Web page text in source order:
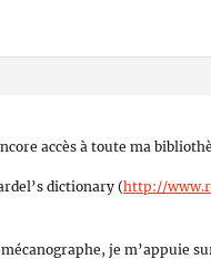
accès à toute ma
dictionary (http://
je m’appuie